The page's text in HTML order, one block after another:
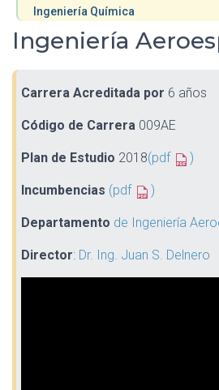
Ingeniería Química
Ingeniería
Carrera Acreditada por 6 años
Código de Carrera 009AE
Plan de Estudio 2018(pdf )
Incumbencias (pdf )
Departamento de Ingeniería
Director: Dr. Ing. Juan S. Delnero